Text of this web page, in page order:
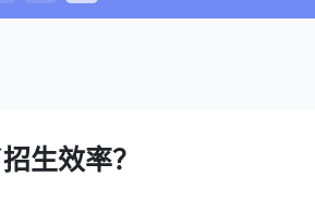
生效率？